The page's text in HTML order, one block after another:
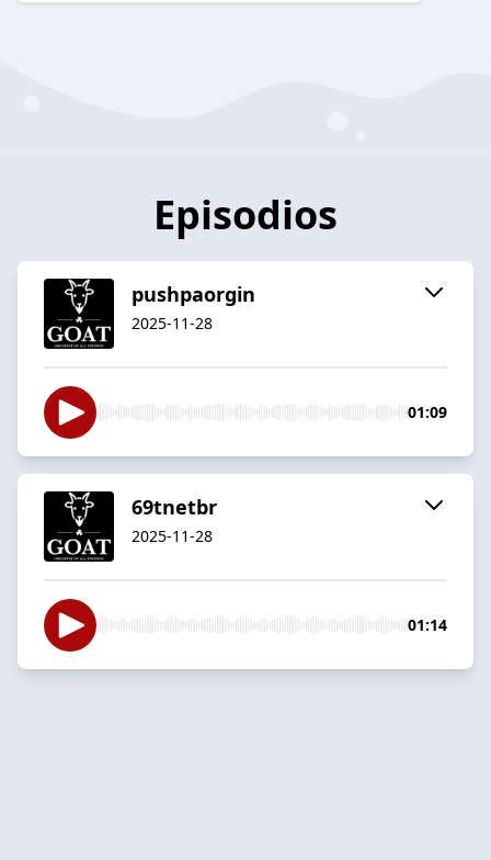
Episodios
pushpaorgin
2025-11-28
01:09
69tnetbr
2025-11-28
01:14